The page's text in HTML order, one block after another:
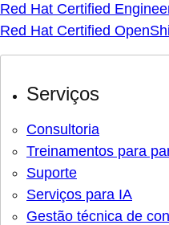
Red Hat Certified
Red Hat Certified
Serviços
Consultoria
Treinamentos para
Suporte
Serviços para IA
Gestão técnica de